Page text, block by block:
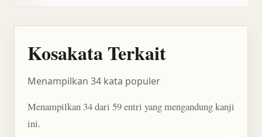
Kosakata Terkait
Menampilkan 34 kata populer
Menampilkan 34 dari 59 entri yang mengandung kanji
ini.